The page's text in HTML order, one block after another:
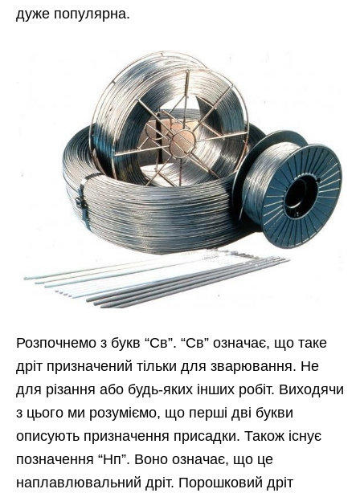
дуже популярна.
Розпочнемо з букв “Св”. “Св” означає, що таке
дріт призначений тільки для зварювання. Не
для різання або будь-яких інших робіт. Виходячи
з цього ми розуміємо, що перші дві букви
описують призначення присадки. Також існує
позначення “Нп”. Воно означає, що це
наплавлювальний дріт. Порошковий дріт